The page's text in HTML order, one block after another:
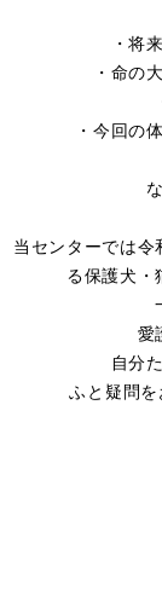
・将
・命の
・今回の
当センターでは令
る保護犬・
愛
自分
ふと疑問